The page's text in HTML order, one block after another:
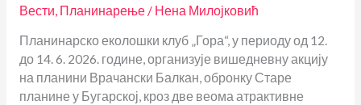
Вести, Планинарење/ Нена Милојковић
Планинарско еколошки клуб „Гора“, у периоду од 12.
до 14. 6. 2026. године, организује вишедневну акцију
на планини Врачански Балкан, обронку Старе
планине у Бугарској, кроз две веома атрактивне